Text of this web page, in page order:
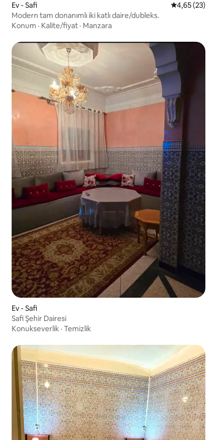
Ev - Safi 5 üzerinden
4,65 (23)
Modern tam donanımlı iki katlı daire/dubleks.
Konum · Kalite/fiyat · Manzara
Ev - Safi
Safi Şehir Dairesi
Konukseverlik · Temizlik